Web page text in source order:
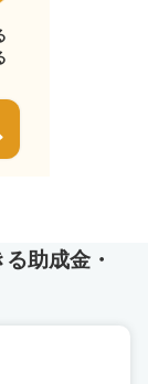
助成金・